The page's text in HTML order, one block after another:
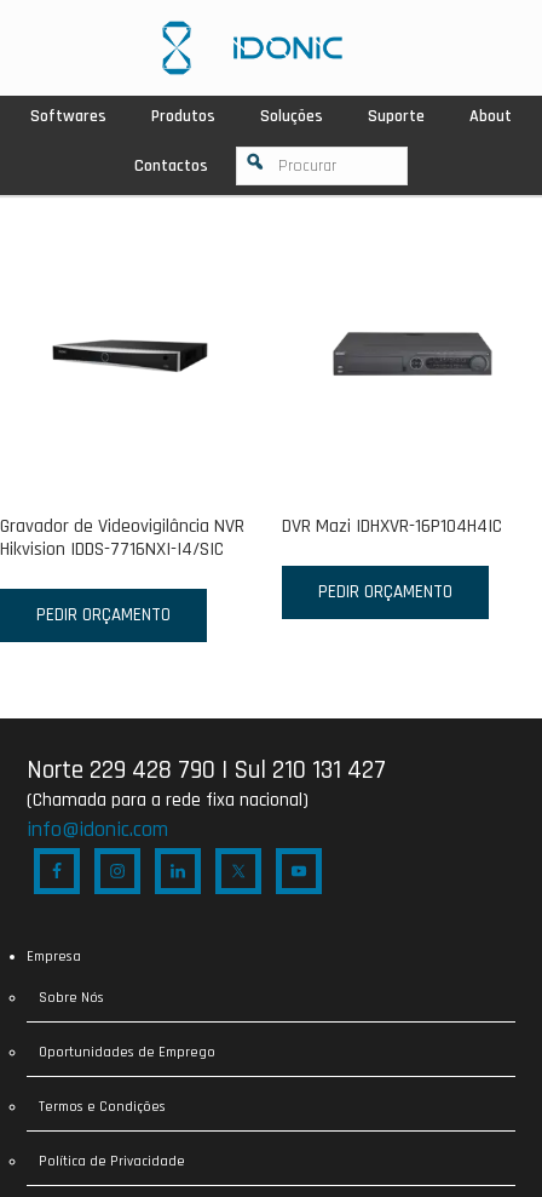
Softwares Produtos Soluções Suporte About
Contactos
Gravador de Videovigilância NVR
Hikvision IDDS-7716NXI-I4/SIC
PEDIR ORÇAMENTO
DVR Mazi IDHXVR-16P104H4IC
PEDIR ORÇAMENTO
Norte 229 428 790 | Sul 210 131 427
(Chamada para a rede fixa nacional)
info@idonic.com
Empresa
Sobre Nós
Oportunidades de Emprego
Termos e Condições
Política de Privacidade